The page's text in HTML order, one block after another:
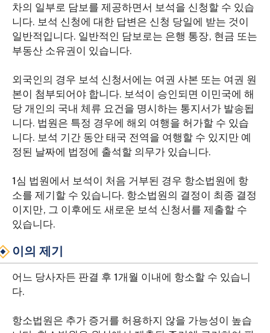
차의 일부로 담보를 제공하면서 보석을 신청할 수 있습
니다. 보석 신청에 대한 답변은 신청 당일에 받는 것이
일반적입니다. 일반적인 담보로는 은행 통장, 현금 또는
부동산 소유권이 있습니다.
외국인의 경우 보석 신청서에는 여권 사본 또는 여권 원
본이 첨부되어야 합니다. 보석이 승인되면 이민국에 해
당 개인의 국내 체류 요건을 명시하는 통지서가 발송됩
니다. 법원은 특정 경우에 해외 여행을 허가할 수 있습
니다. 보석 기간 동안 태국 전역을 여행할 수 있지만 예
정된 날짜에 법정에 출석할 의무가 있습니다.
1심 법원에서 보석이 처음 거부된 경우 항소법원에 항
소를 제기할 수 있습니다. 항소법원의 결정이 최종 결정
이지만, 그 이후에도 새로운 보석 신청서를 제출할 수
있습니다.
이의 제기
어느 당사자든 판결 후 1개월 이내에 항소할 수 있습니
다.
항소법원은 추가 증거를 허용하지 않을 가능성이 높습